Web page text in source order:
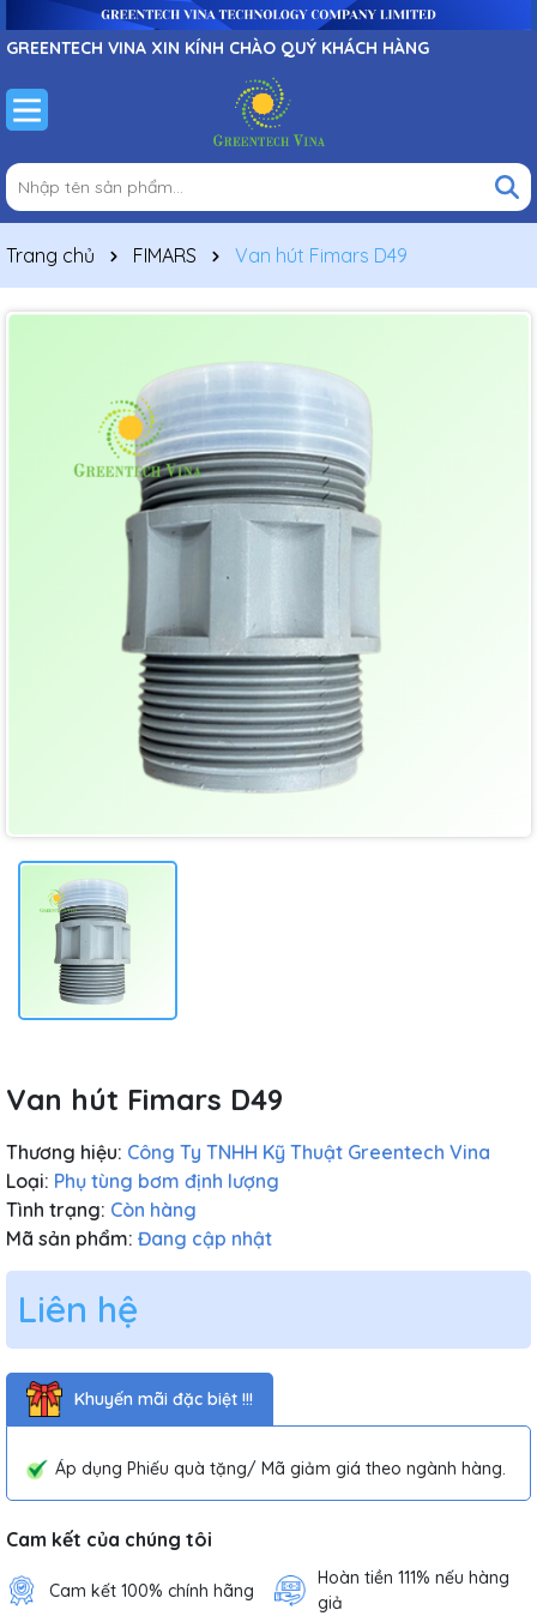
GREENTECH VINA XIN KÍNH CHÀO QUÝ KHÁCH HÀNG
Trang chủ FIMARS Van hút Fimars D49
Van hút Fimars D49
Thương hiệu: Công Ty TNHH Kỹ Thuật Greentech Vina
Loại: Phụ tùng bơm định lượng
Tình trạng: Còn hàng
Mã sản phẩm: Đang cập nhật
Liên hệ
Khuyến mãi đặc biệt !!!
Áp dụng Phiếu quà tặng/ Mã giảm giá theo ngành hàng.
Cam kết của chúng tôi
Cam kết 100% chính hãng
Hoàn tiền 111% nếu hàng
giả